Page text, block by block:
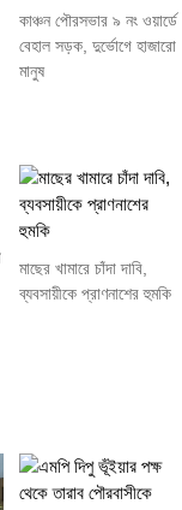
কাঞ্চন পৌরসভার ৯ নং ওয়ার্ডে
বেহাল সড়ক, দুর্ভোগে হাজারো
মানুষ
মাছের খামারে চাঁদা দাবি,
ব্যবসায়ীকে প্রাণনাশের হুমকি